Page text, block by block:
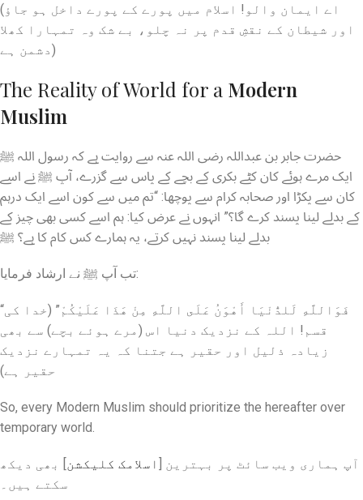
(اے ایمان والو! اسلام میں پورے کے پورے داخل ہو جاؤ
اور شیطان کے نقشِ قدم پر نہ چلو، بے شک وہ تمہارا کھلا
دشمن ہے)
The Reality of World for a Modern
Muslim
حضرت جابر بن عبداللہ رضی اللہ عنہ سے روایت ہے کہ رسول اللہ ﷺ
ایک مرے ہوئے کان کٹے بکری کے بچے کے پاس سے گزرے، آپ ﷺ نے اسے
کان سے پکڑا اور صحابہ کرام سے پوچھا: “تم میں سے کون اسے ایک درہم
کے بدلے لینا پسند کرے گا؟” انہوں نے عرض کیا: ہم اسے کسی بھی چیز کے
بدلے لینا پسند نہیں کرتے، یہ ہمارے کس کام کا ہے؟ ﷺ
​تب آپ ﷺ نے ارشاد فرمایا:
“فَوَاللَّهِ لَلدُّنْيَا أَهْوَنُ عَلَى اللَّهِ مِنْ هَذَا عَلَيْكُمْ” (خدا کی
قسم! اللہ کے نزدیک دنیا اس (مرے ہوئے بچے) سے بھی
زیادہ ذلیل اور حقیر ہے جتنا کہ یہ تمہارے نزدیک
حقیر ہے)
So, every Modern Muslim should prioritize the hereafter over
temporary world.
آپ ہماری ویب سائٹ پر بہترین [ اسلامک کلیکشن] بھی دیکھ
سکتے ہیں۔